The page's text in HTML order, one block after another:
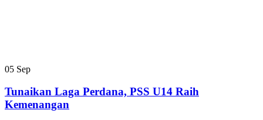
05 Sep
Tunaikan Laga Perdana, PSS U14 Raih
Kemenangan